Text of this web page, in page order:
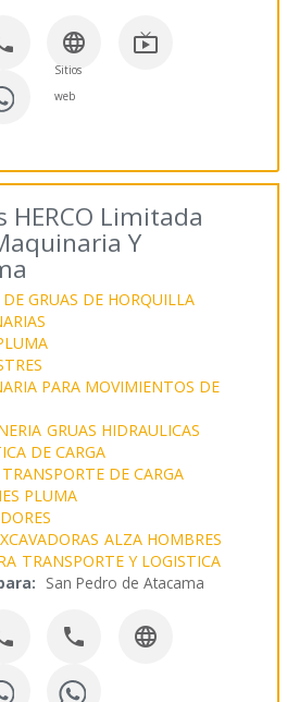

Sitios
web

Limitada
Y
GRUAS DE HORQUILLA
PARA MOVIMIENTOS DE
GRUAS HIDRAULICAS
DE CARGA
TRANSPORTE DE CARGA
PLUMA
ALZA HOMBRES
TRANSPORTE Y LOGISTICA
San Pedro de Atacama
 